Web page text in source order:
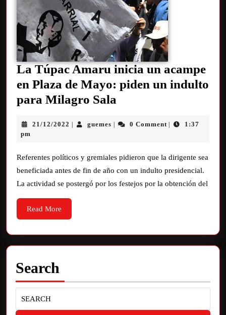
La Túpac Amaru inicia un acampe
en Plaza de Mayo: piden un indulto
para Milagro Sala
21/12/2022 | guemes | 0 Comment |
1:37
pm
Referentes políticos y gremiales pidieron que la dirigente sea
beneficiada antes de fin de año con un indulto presidencial.
La actividad se postergó por los festejos por la obtención del
Read More
Search